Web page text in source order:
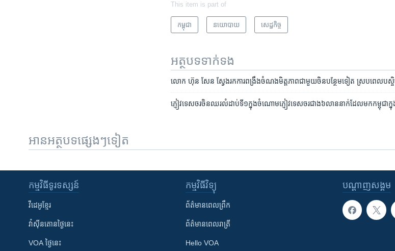
This item is part of
កម្ពុជា នយោបាយ សេដ្ឋកិច្ច
អត្ថបទ​ទាក់ទង
លោក​ ​ហ៊ុន សែន​ ​ស្វែង​រក​ការ​ពង្រឹង​ចំណង​មិត្តភាព​ជា​មួយ​ចិនបន្ថែមទៀត​​ ស្រប​ពេល​បស្ចិម​
ភ្ញៀវទេសចរ​ចិន​ឈរ​លំដាប់​ទី១​ក្នុង​ចំណោម​​ភ្ញៀវទេសចរ​ជាង​៦​លាន​នាក់​ដែល​មក​កម្ពុជា​ក្នុ
អានអត្ថបទផ្សេងៗទៀត
បណ្តាញ​សង្គម
កម្មវិធី​ទូរទស្សន៍
វីដេអូ​ខ្មែរ
វ៉ាស៊ីនតោន​ថ្ងៃ​នេះ
VOA ថ្ងៃនេះ
កម្មវិធី​វិទ្យុ
ព័ត៌មាន​ពេល​ព្រឹក
ព័ត៌មាន​​ពេល​រាត្រី
Hello VOA